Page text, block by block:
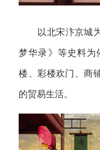
以北宋汴京城为
梦华录》等史料为
楼、彩楼欢门、商
的贸易生活。